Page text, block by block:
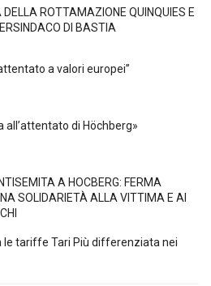
DELLA ROTTAMAZIONE QUINQUIES E
DI BASTIA
a valori europei”
all’attentato di Höchberg»
A HÖCBERG: FERMA
SOLIDARIETÀ ALLA VITTIMA E AI
le tariffe Tari Più differenziata nei